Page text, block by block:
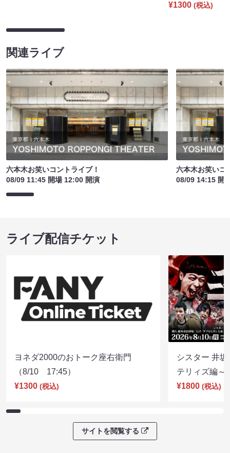
¥1300 (税込)
関連ライブ
六本木お笑いコントライブ！
08/09 11:45 開場 12:00 開演
六本木お笑いコ
08/09 14:15 開
ライブ配信チケット
ヨネダ2000のおトーク座右衛門
（8/10 17:45）
¥1300 (税込)
シスター 井
テリィズ編
¥1800 (税込)
サイトを閲覧する